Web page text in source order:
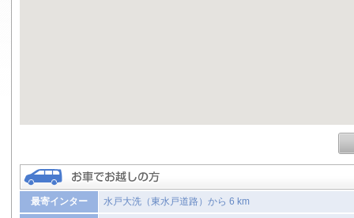
最寄インター 水戸大洗（東水戸道路）から 6 km